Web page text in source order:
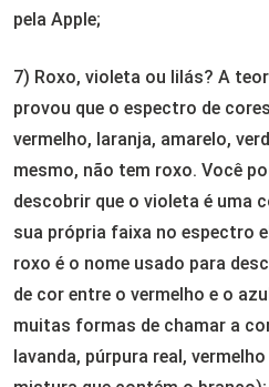
pela Apple;
7) Roxo, violeta ou lilás? A
provou que o espectro de
vermelho, laranja, amarelo,
mesmo, não tem roxo. Você
descobrir que o violeta é uma
sua própria faixa no espectro
roxo é o nome usado para
de cor entre o vermelho e o
muitas formas de chamar a
lavanda, púrpura real,